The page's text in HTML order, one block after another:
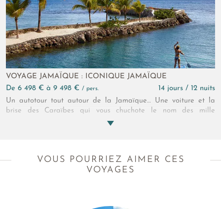
VOYAGE JAMAÏQUE : ICONIQUE JAMAÏQUE
de 6 498 € à 9 498 € / pers.
14 jours / 12 nuits
Un autotour tout autour de la Jamaïque… Une voiture et la
brise des Caraïbes qui vous chuchote le nom des mille
légendes de l’île… Nature, musique, sport, y’a-t-il un domaine
VOUS POURRIEZ AIMER CES
VOYAGES